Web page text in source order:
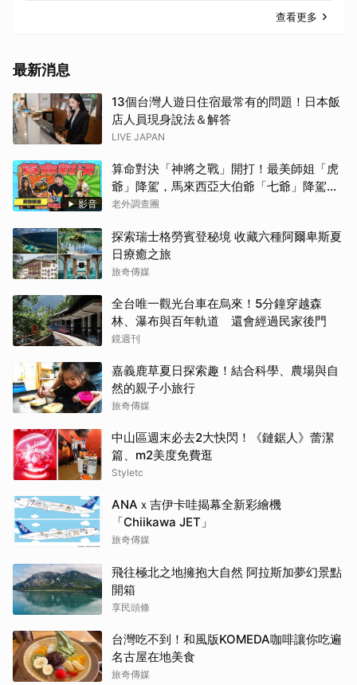
查看更多
最新消息
13個台灣人遊日住宿最常有的問題！日本飯
店人員現身說法＆解答
LIVE JAPAN
影音
算命對決「神將之戰」開打！最美師姐「虎
爺」降駕，馬來西亞大伯爺「七爺」降駕。
當虎爺對上七爺，神明之間的較量究竟誰會
老外調查團
探索瑞士格勞賓登秘境 收藏六種阿爾卑斯夏
日療癒之旅
旅奇傳媒
全台唯一觀光台車在烏來！5分鐘穿越森
林、瀑布與百年軌道 還會經過民家後門
鏡週刊
嘉義鹿草夏日探索趣！結合科學、農場與自
然的親子小旅行
旅奇傳媒
中山區週末必去2大快閃！《鏈鋸人》蕾潔
篇、m2美度免費逛
Styletc
ANAｘ吉伊卡哇揭幕全新彩繪機
「Chiikawa JET」
旅奇傳媒
飛往極北之地擁抱大自然 阿拉斯加夢幻景點
開箱
享民頭條
台灣吃不到！和風版KOMEDA咖啡讓你吃遍
名古屋在地美食
旅奇傳媒